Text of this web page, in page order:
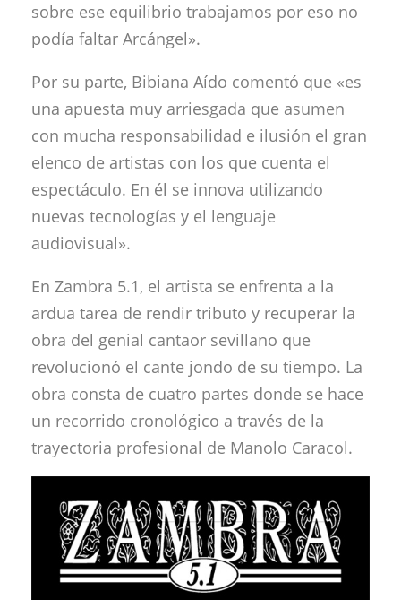
sobre ese equilibrio trabajamos por eso no
podía faltar Arcángel».
Por su parte, Bibiana Aído comentó que «es
una apuesta muy arriesgada que asumen
con mucha responsabilidad e ilusión el gran
elenco de artistas con los que cuenta el
espectáculo. En él se innova utilizando
nuevas tecnologías y el lenguaje
audiovisual».
En Zambra 5.1, el artista se enfrenta a la
ardua tarea de rendir tributo y recuperar la
obra del genial cantaor sevillano que
revolucionó el cante jondo de su tiempo. La
obra consta de cuatro partes donde se hace
un recorrido cronológico a través de la
trayectoria profesional de Manolo Caracol.